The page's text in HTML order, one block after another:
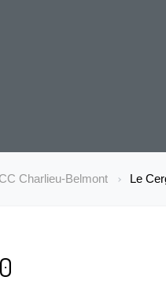
CC Charlieu-Belmont Le
0